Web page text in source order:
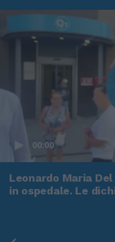
00:00
Leonardo Maria
in ospedale. Le